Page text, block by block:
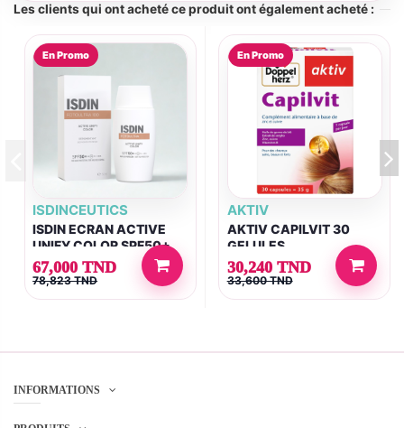
Les clients qui ont acheté ce produit ont également acheté :
En Promo
ISDINCEUTICS
ISDIN ECRAN ACTIVE
UNIFY COLOR SPF50+
50 ML
67,000 TND
78,823 TND
En Promo
AKTIV
AKTIV CAPILVIT 30
GELULES
30,240 TND
33,600 TND
INFORMATIONS